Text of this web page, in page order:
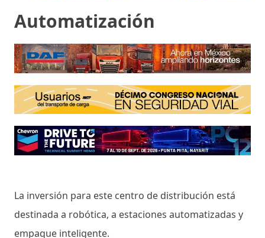
Automatización
La inversión para este centro de distribución está
destinada a robótica, a estaciones automatizadas y
empaque inteligente.